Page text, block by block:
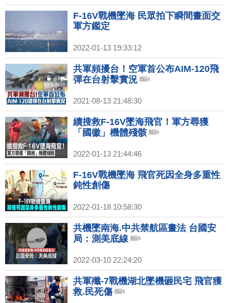
F-16V戰機墜海 民眾拍下瞬間畫面交
軍方鑑定
2022-01-13 19:33:12
共軍頻擾台！空軍首公布AIM-120飛
彈在台射擊實況
2021-08-13 21:48:30
續搜救F-16V墜海飛官！軍方尋獲
「國徽」機體殘骸
2022-01-13 21:44:46
F-16V戰機墜海 飛官死因全身多重性
鈍性創傷
2022-01-18 10:58:30
共機墜南海.中共禁航區畫法 台國安
局：測美底線
2022-03-10 22:24:20
共軍殲-7戰機湖北墜機砸民宅 飛官獲
救.民死傷